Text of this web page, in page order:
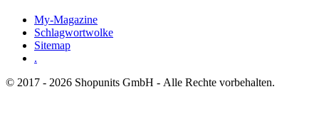
My-Magazine
Schlagwortwolke
Sitemap
.
© 2017 - 2026 Shopunits GmbH - Alle Rechte vorbehalten.